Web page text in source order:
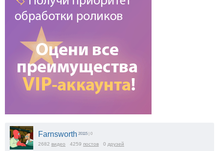
Farnsworth 20115 | 0
2682 видео 4259 постов 0 друзей